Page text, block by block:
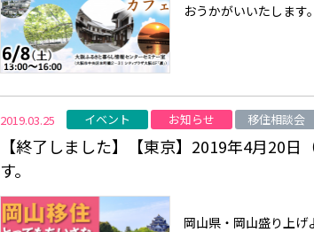
おうかがいいたします
2019.03.25 イベント お知らせ 移住相談会
【終了しました】【東京】2019年4月20
す。
岡山県・岡山盛り上げ